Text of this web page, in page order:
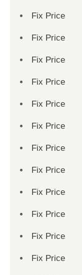
Fix Price
Fix Price
Fix Price
Fix Price
Fix Price
Fix Price
Fix Price
Fix Price
Fix Price
Fix Price
Fix Price
Fix Price